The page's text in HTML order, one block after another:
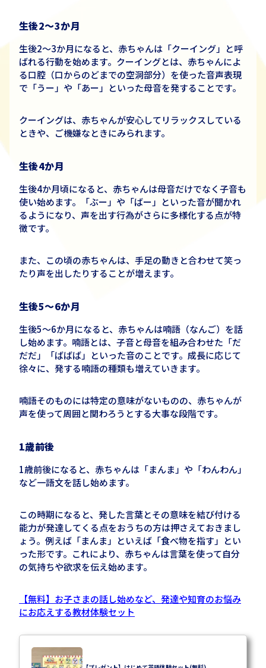
生後2～3か月
生後2～3か月になると、赤ちゃんは「クーイング」と呼
ばれる行動を始めます。クーイングとは、赤ちゃんによ
る口腔（口からのどまでの空洞部分）を使った音声表現
で「うー」や「あー」といった母音を発することです。
クーイングは、赤ちゃんが安心してリラックスしている
ときや、ご機嫌なときにみられます。
生後4か月
生後4か月頃になると、赤ちゃんは母音だけでなく子音も
使い始めます。「ぶー」や「ばー」といった音が聞かれ
るようになり、声を出す行為がさらに多様化する点が特
徴です。
また、この頃の赤ちゃんは、手足の動きと合わせて笑っ
たり声を出したりすることが増えます。
生後5～6か月
生後5～6か月になると、赤ちゃんは喃語（なんご）を話
し始めます。喃語とは、子音と母音を組み合わせた「だ
だだ」「ばばば」といった音のことです。成長に応じて
徐々に、発する喃語の種類も増えていきます。
喃語そのものには特定の意味がないものの、赤ちゃんが
声を使って周囲と関わろうとする大事な段階です。
1歳前後
1歳前後になると、赤ちゃんは「まんま」や「わんわん」
など一語文を話し始めます。
この時期になると、発した言葉とその意味を結び付ける
能力が発達してくる点をおうちの方は押さえておきまし
ょう。例えば「まんま」といえば「食べ物を指す」とい
った形です。これにより、赤ちゃんは言葉を使って自分
の気持ちや欲求を伝え始めます。
【無料】お子さまの話し始めなど、発達や知育のお悩み
にお応えする教材体験セット